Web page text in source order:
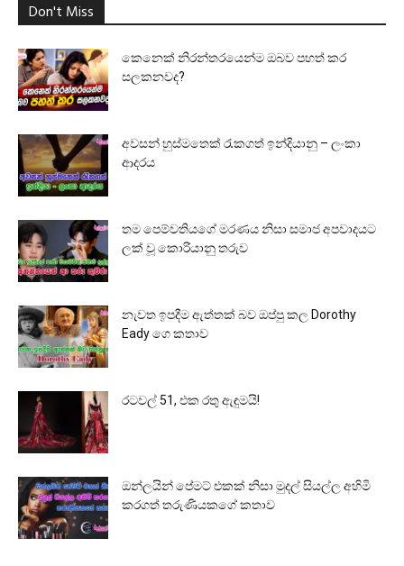
Don't Miss
කෙනෙක් නිරන්තරයෙන්ම ඔබව පහත් කර
සලකනවද?
අවසන් හුස්මතෙක් රැකගත් ඉන්දියානු – ලංකා
ආදරය
තම පෙම්වතියගේ මරණය නිසා සමාජ අපවාදයට
ලක් වූ කොරියානු තරුව
නැවත ඉපදීම ඇත්තක් බව ඔප්පු කල Dorothy
Eady ගෙ කතාව
රටවල් 51, එක රතු ඇඳුමයි!
ඔන්ලයින් පේමට් එකක් නිසා මුදල් සියල්ල අහිමි
කරගත් තරුණියකගේ කතාව